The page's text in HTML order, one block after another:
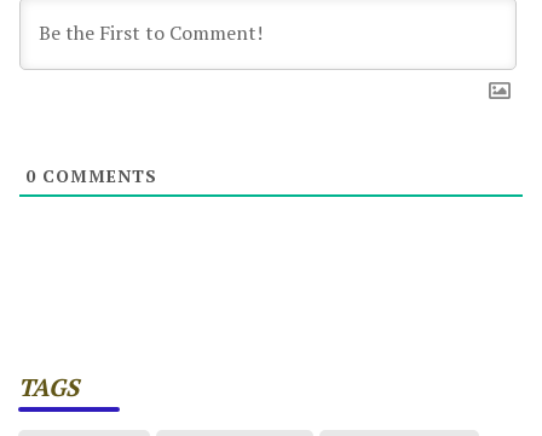
0 COMMENTS
TAGS